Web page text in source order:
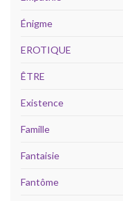
Énigme
EROTIQUE
ÊTRE
Existence
Famille
Fantaisie
Fantôme